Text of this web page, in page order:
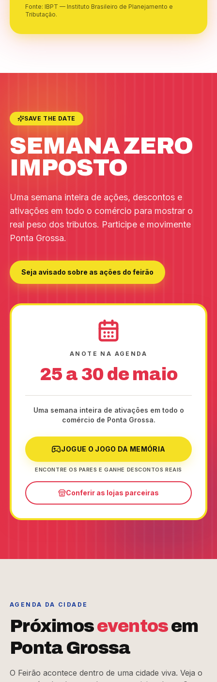
Fonte: IBPT — Instituto Brasileiro de Planejamento e
Tributação.
SAVE THE DATE
SEMANA ZERO
IMPOSTO
Uma semana inteira de ações, descontos e
ativações em todo o comércio para mostrar o
real peso dos tributos. Participe e movimente
Ponta Grossa.
Seja avisado sobre as ações do feirão
ANOTE NA AGENDA
25 a 30 de maio
Uma semana inteira de ativações em todo o
comércio de Ponta Grossa.
JOGUE O JOGO DA MEMÓRIA
ENCONTRE OS PARES E GANHE DESCONTOS REAIS
Conferir as lojas parceiras
AGENDA DA CIDADE
Próximoseventosem
Ponta Grossa
O Feirão acontece dentro de uma cidade viva. Veja o